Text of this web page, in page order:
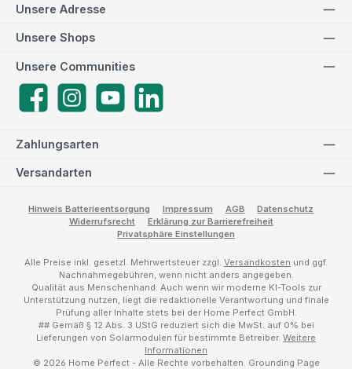
Zahlungsarten
Versandarten
Unsere Adresse
Unsere Communities
FacebookInstagramYouTube
Unsere Shops
Hinweis Batterieentsorgung Impressum AGB
Datenschutz
Widerrufsrecht
Erklärung zur Barrierefreiheit
Privatsphäre Einstellungen
Alle Preise inkl. gesetzl. Mehrwertsteuer zzgl. Versandkosten und ggf.
Nachnahmegebühren, wenn nicht anders angegeben.
Qualität aus Menschenhand: Auch wenn wir moderne KI-Tools zur
Unterstützung nutzen, liegt die redaktionelle Verantwortung und finale
Prüfung aller Inhalte stets bei der Home Perfect GmbH.
## Gemäß § 12 Abs. 3 UStG reduziert sich die MwSt. auf 0% bei
Lieferungen von Solarmodulen für bestimmte Betreiber. Weitere
Informationen
© 2026 Home Perfect - Alle Rechte vorbehalten. Grounding Page